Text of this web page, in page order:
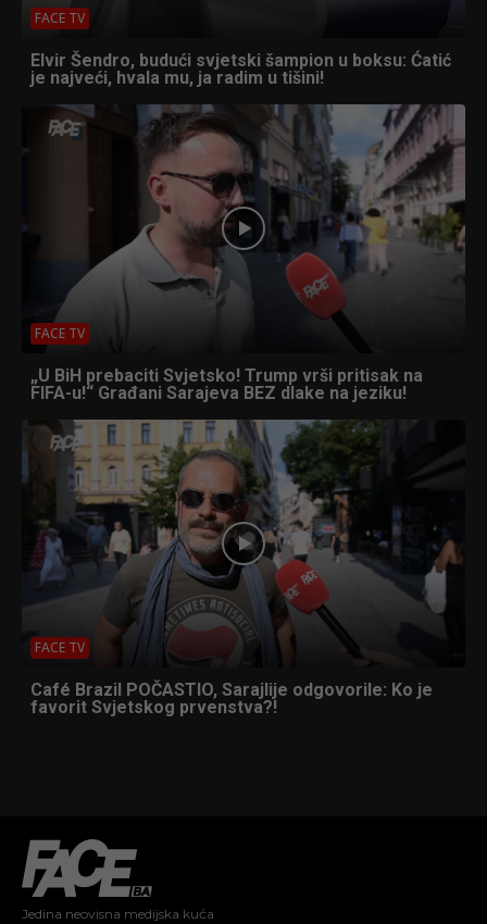
FACE TV
Elvir Šendro, budući svjetski šampion u boksu: Ćatić
je najveći, hvala mu, ja radim u tišini!
FACE TV
„U BiH prebaciti Svjetsko! Trump vrši pritisak na
FIFA-u!“ Građani Sarajeva BEZ dlake na jeziku!
FACE TV
Café Brazil POČASTIO, Sarajlije odgovorile: Ko je
favorit Svjetskog prvenstva?!
Jedina neovisna medijska kuća